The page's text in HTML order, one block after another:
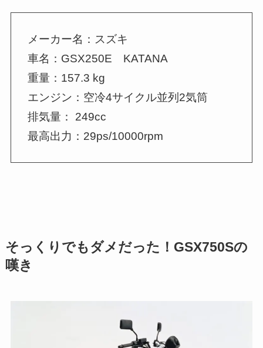
メーカー名：スズキ
車名：GSX250E KATANA
重量：157.3 kg
エンジン：空冷4サイクル並列2気筒
排気量： 249cc
最高出力：29ps/10000rpm
そっくりでもダメだった！GSX750Sの
嘆き